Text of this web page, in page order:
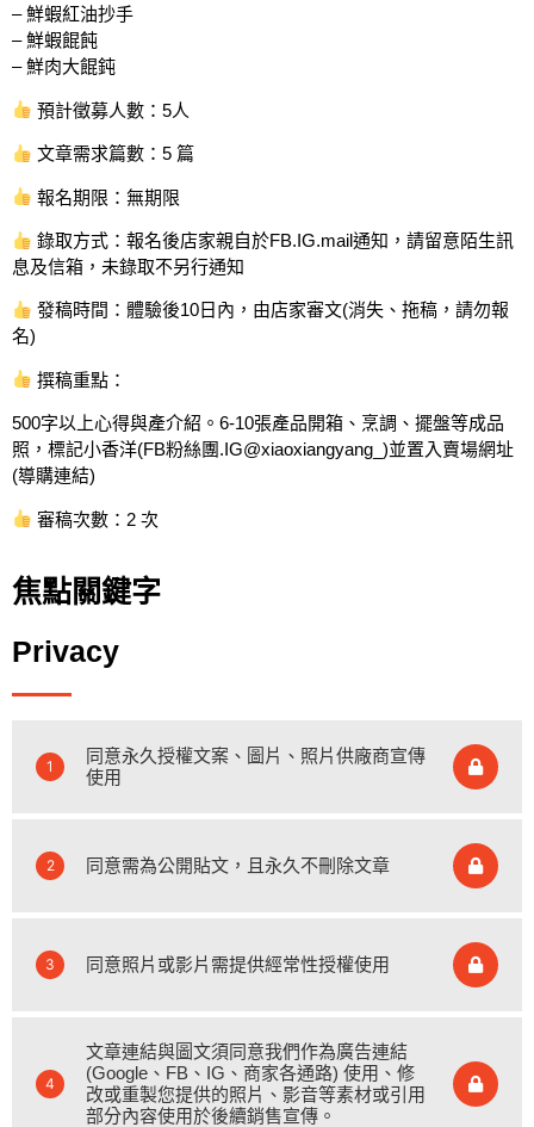
– 鮮蝦紅油抄手
– 鮮蝦餛飩
– 鮮肉大餛鈍
預計徵募人數：5人
文章需求篇數：5 篇
報名期限：無期限
錄取方式：報名後店家親自於FB.IG.mail通知，請留意陌生訊
息及信箱，未錄取不另行通知
發稿時間：體驗後10日內，由店家審文(消失、拖稿，請勿報
名)
撰稿重點：
500字以上心得與產介紹。6-10張產品開箱、烹調、擺盤等成品
照，標記小香洋(FB粉絲團.IG@xiaoxiangyang_)並置入賣場網址
(導購連結)
審稿次數：2 次
焦點關鍵字
Privacy
1
同意永久授權文案、圖片、照片供廠商宣傳
使用
2 同意需為公開貼文，且永久不刪除文章
3 同意照片或影片需提供經常性授權使用
4
文章連結與圖文須同意我們作為廣告連結
(Google、FB、IG、商家各通路) 使用、修
改或重製您提供的照片、影音等素材或引用
部分內容使用於後續銷售宣傳。